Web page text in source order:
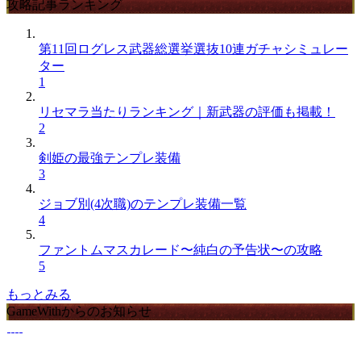
攻略記事ランキング
第11回ログレス武器総選挙選抜10連ガチャシミュレー
ター
1
リセマラ当たりランキング｜新武器の評価も掲載！
2
剣姫の最強テンプレ装備
3
ジョブ別(4次職)のテンプレ装備一覧
4
ファントムマスカレード〜純白の予告状〜の攻略
5
もっとみる
GameWithからのお知らせ